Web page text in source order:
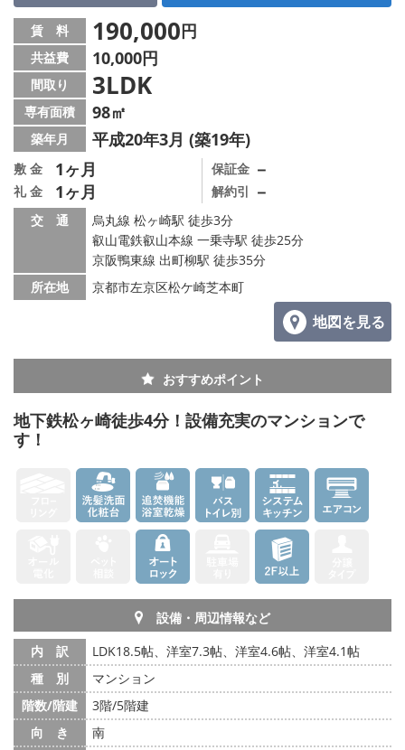
スタッフ紹介
賃貸管理の北白川店
店舗情報·アクセス
会社概要
メールでお問い合わせ
賃 料 190,000円
共益費 10,000円
間取り 3LDK
専有面積 98㎡
築年月 平成20年3月 (築19年)
敷 金 1ヶ月
礼 金 1ヶ月
保証金 －
解約引 －
交 通
烏丸線 松ヶ崎駅 徒歩3分
叡山電鉄叡山本線 一乗寺駅 徒歩25分
京阪鴨東線 出町柳駅 徒歩35分
所在地
京都市左京区松ケ崎芝本町
地図を見る
おすすめポイント
地下鉄松ヶ崎徒歩4分！設備充実のマンションで
す！
設備・周辺情報など
内 訳
LDK18.5帖、洋室7.3帖、洋室4.6帖、洋室4.1帖
種 別
マンション
階数/階建
3階/5階建
向 き
南